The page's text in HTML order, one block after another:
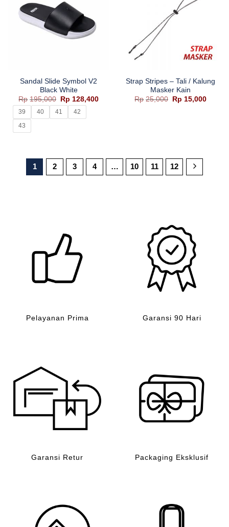
Sandal Slide Symbol V2
Black White
Rp 195,000
Harga
aslinya
adalah:
Rp195,000.
Rp 128,400Harga
39 40 41
42
43
Strap Stripes – Tali / Kalung
Masker Kain
Rp 25,000
Harga
aslinya
Rp 15,000Harga
1 2 3 4 … 10 11 12
Pelayanan Prima Garansi 90 Hari
Garansi Retur Packaging Eksklusif